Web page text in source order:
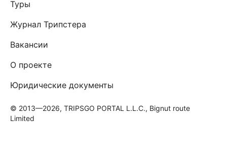
Туры
Журнал Трипстера
Вакансии
О проекте
Юридические документы
© 2013—2026, TRIPSGO PORTAL L.L.C., Bignut route
Limited